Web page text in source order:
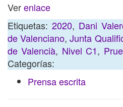
Verenlace
Etiquetas: 2020, Dani
de Valenciano,Junta
de Valencià, Nivel C1,
Categorías:
Prensa escrita